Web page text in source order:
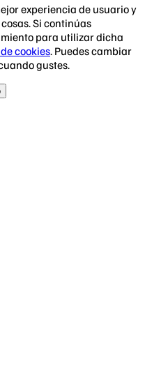
experiencia de usuario y
Si continúas
para utilizar dicha
cookies. Puedes cambiar
gustes.